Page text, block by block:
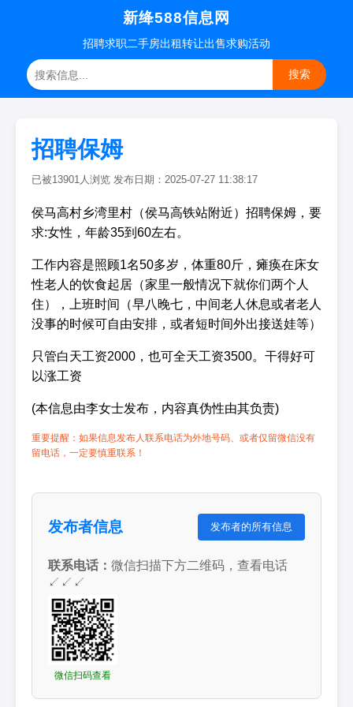
新绛588信息网
招聘求职二手房出租转让出售求购活动
搜索
招聘保姆
已被13901人浏览 发布日期：2025-07-27 11:38:17
侯马高村乡湾里村（侯马高铁站附近）招聘保姆，要
求:女性，年龄35到60左右。
工作内容是照顾1名50多岁，体重80斤，瘫痪在床女
性老人的饮食起居（家里一般情况下就你们两个人
住），上班时间（早八晚七，中间老人休息或者老人
没事的时候可自由安排，或者短时间外出接送娃等）
只管白天工资2000，也可全天工资3500。干得好可
以涨工资
(本信息由李女士发布，内容真伪性由其负责)
重要提醒：如果信息发布人联系电话为外地号码、或者仅留微信没有
留电话，一定要慎重联系！
发布者信息 发布者的所有信息
联系电话： 微信扫描下方二维码，查看电话
↙↙↙
微信扫码查看